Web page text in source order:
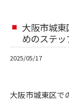
大阪市城
めのステ
2025/05/17
大阪市城東区で